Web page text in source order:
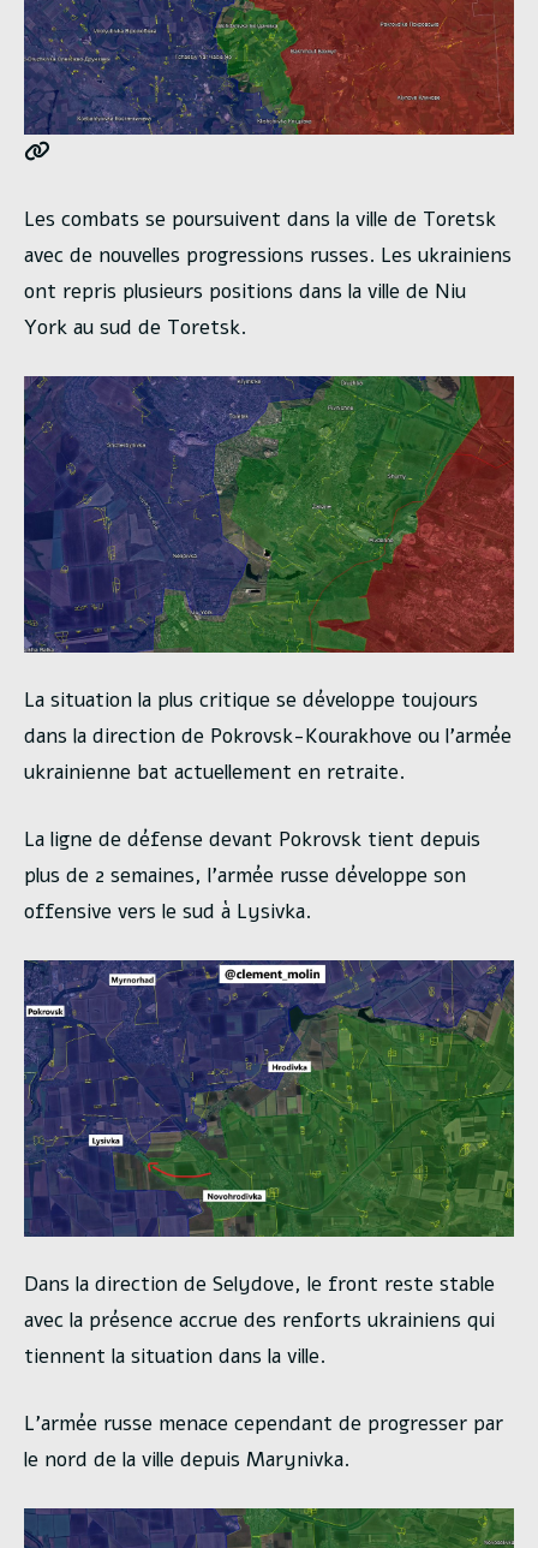
Les combats se poursuivent dans la ville de Toretsk
avec de nouvelles progressions russes. Les ukrainiens
ont repris plusieurs positions dans la ville de Niu
York au sud de Toretsk.
La situation la plus critique se développe toujours
dans la direction de Pokrovsk-Kourakhove ou l’armée
ukrainienne bat actuellement en retraite.
La ligne de défense devant Pokrovsk tient depuis
plus de 2 semaines, l’armée russe développe son
offensive vers le sud à Lysivka.
Dans la direction de Selydove, le front reste stable
avec la présence accrue des renforts ukrainiens qui
tiennent la situation dans la ville.
L’armée russe menace cependant de progresser par
le nord de la ville depuis Marynivka.